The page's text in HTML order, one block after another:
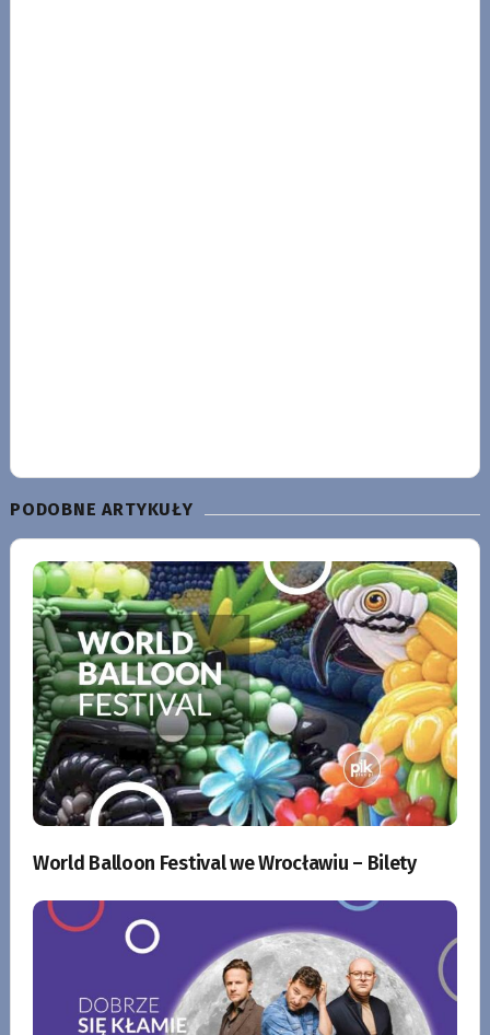
PODOBNE ARTYKUŁY
World Balloon Festival we Wrocławiu – Bilety